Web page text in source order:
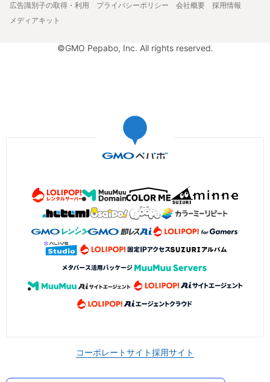
広告識別子の取得・利用
プライバシーポリシー 会社概要
採用情報
メディアキット
©GMO Pepabo, Inc. All rights reserved.
コーポレートサイト採用サイト